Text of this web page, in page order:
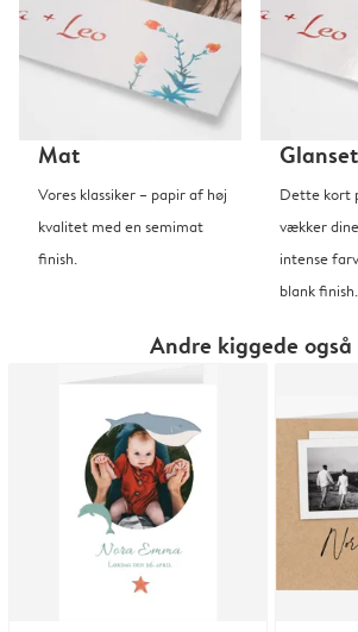
Mat
Vores klassiker – papir af høj
kvalitet med en semimat
finish.
Glanset
Dette kort
vækker
intense
blank finish.
Andre kiggede også